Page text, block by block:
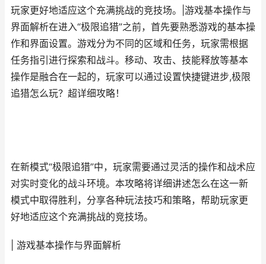
玩家更好地适应这个充满挑战的竞技场。|游戏基本操作与
界面解析在进入“极限追猎”之前，首先要熟悉游戏的基本操
作和界面设置。游戏分为不同的区域和任务，玩家需根据
任务指引进行探索和战斗。移动、攻击、技能释放等基本
操作是融合在一起的，玩家可以通过设置快捷键进步,极限
追猎怎么玩？超详细攻略！
在新模式“极限追猎”中，玩家需要通过灵活的操作和战术应
对实时变化的战斗环境。本攻略将详细讲述怎么在这一新
模式中取得胜利，分享各种玩法技巧和策略，帮助玩家更
好地适应这个充满挑战的竞技场。
| 游戏基本操作与界面解析